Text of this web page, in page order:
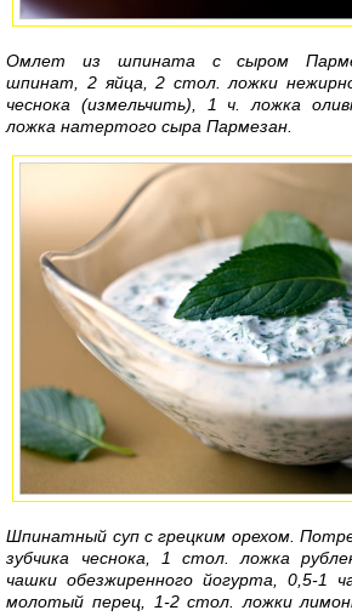
Омлет из шпината с сыром
шпинат, 2 яйца, 2 стол. ложки
чеснока (измельчить), 1 ч. ложка
ложка натертого сыра Пармезан.
Шпинатный суп с грецким орехом.
зубчика чеснока, 1 стол. ложка
чашки обезжиренного йогурта, 0,5-1
молотый перец, 1-2 стол. ложки